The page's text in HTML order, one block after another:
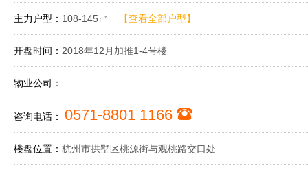
主力户型： 108-145㎡ 【查看全部户型】
开盘时间： 2018年12月加推1-4号楼
物业公司：
咨询电话： 0571-8801 1166
楼盘位置：杭州市拱墅区桃源街与观桃路交口处